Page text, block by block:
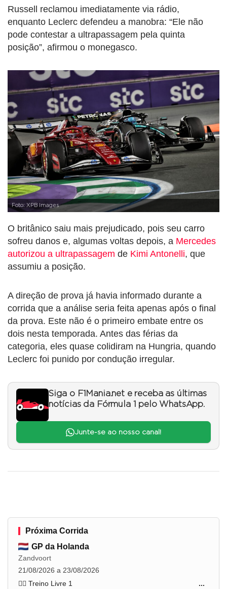
Russell reclamou imediatamente via rádio,
enquanto Leclerc defendeu a manobra: “Ele não
pode contestar a ultrapassagem pela quinta
posição”, afirmou o monegasco.
Foto: XPB Images
O britânico saiu mais prejudicado, pois seu carro
sofreu danos e, algumas voltas depois, a Mercedes
autorizou a ultrapassagem de Kimi Antonelli, que
assumiu a posição.
A direção de prova já havia informado durante a
corrida que a análise seria feita apenas após o final
da prova. Este não é o primeiro embate entre os
dois nesta temporada. Antes das férias da
categoria, eles quase colidiram na Hungria, quando
Leclerc foi punido por condução irregular.
Siga o F1Mania.net e receba as últimas
notícias da Fórmula 1 pelo WhatsApp.
Junte-se ao nosso canal!
Próxima Corrida
GP da Holanda
Zandvoort
21/08/2026 a 23/08/2026
🏋️‍♂️ Treino Livre 1
...